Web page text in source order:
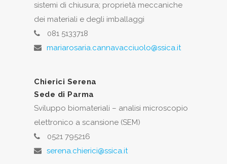
sistemi di chiusura; proprietà meccaniche
dei materiali e degli imballaggi
081 5133718
mariarosaria.cannavacciuolo@ssica.it
Chierici Serena
Sede di Parma
Sviluppo biomateriali – analisi microscopio
elettronico a scansione (SEM)
0521 795216
serena.chierici@ssica.it